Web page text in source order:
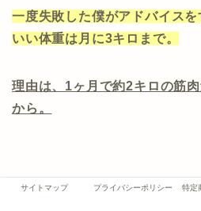
一度失敗した僕がアドバイス
いい体重は月に3キロまで。
理由は、1ヶ月で約2キロの筋
から。
正確な数値ではないにしろ、
サイトマップ プライバシーポリシー
特定